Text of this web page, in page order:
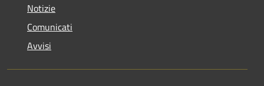
Notizie
Comunicati
Avvisi